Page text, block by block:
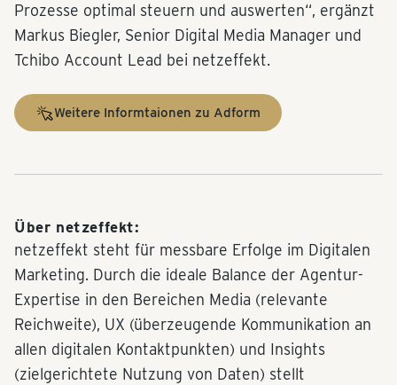
Prozesse optimal steuern und auswerten“, ergänzt
Markus Biegler, Senior Digital Media Manager und
Tchibo Account Lead bei netzeffekt.
Weitere Informtaionen zu Adform
Über netzeffekt:
netzeffekt steht für messbare Erfolge im Digitalen
Marketing. Durch die ideale Balance der Agentur-
Expertise in den Bereichen Media (relevante
Reichweite), UX (überzeugende Kommunikation an
allen digitalen Kontaktpunkten) und Insights
(zielgerichtete Nutzung von Daten) stellt